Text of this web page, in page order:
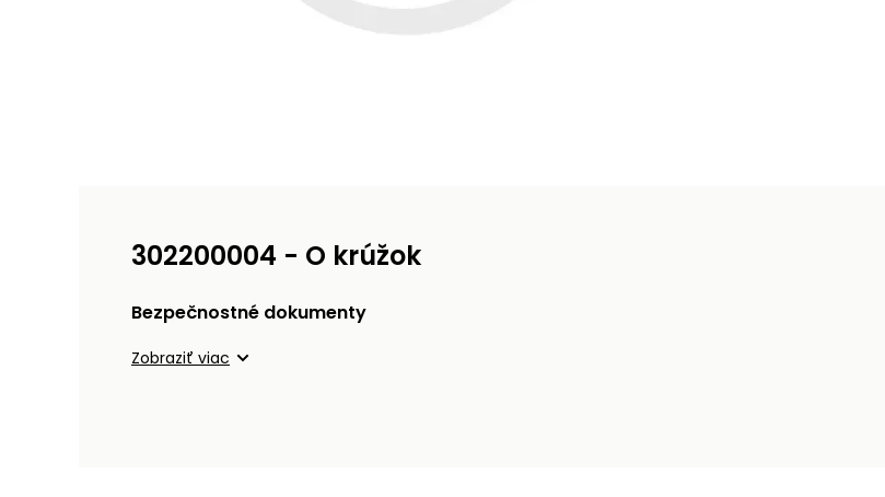
302200004 - O krúžok
Bezpečnostné dokumenty
Zobraziť viac